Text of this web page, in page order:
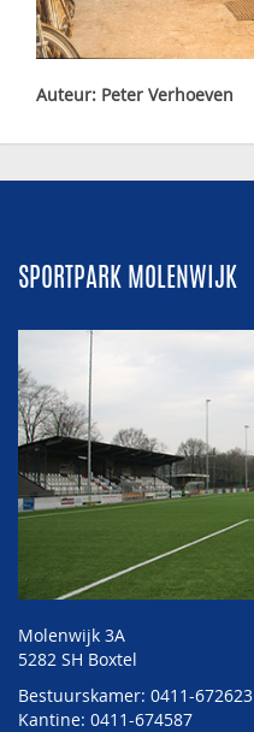
Auteur: Peter Verhoeven
SPORTPARK MOLENWIJK
Molenwijk 3A
5282 SH Boxtel
Bestuurskamer: 0411-672623
Kantine: 0411-674587